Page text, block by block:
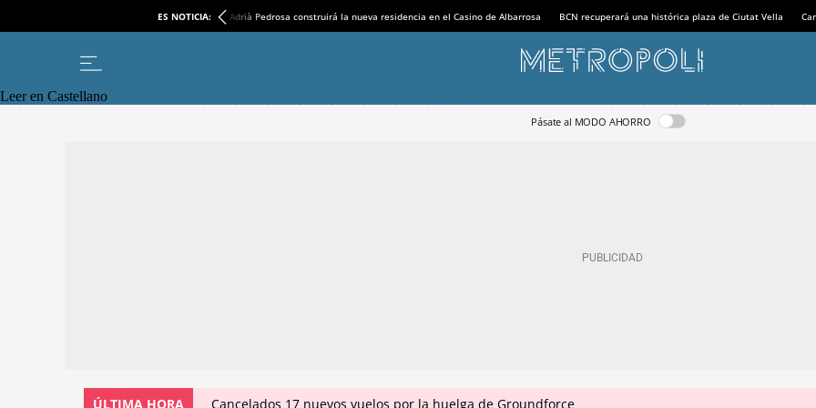
ES NOTICIA: Adrià Pedrosa construirá la nueva residencia en el Casino de Albarrosa BCN recuperará una histórica plaza de Ciutat Vella
Leer en Castellano
Pásate al MODO AHORRO
ÚLTIMA HORA Cancelados 17 nuevos vuelos por la huelga de Groundforce